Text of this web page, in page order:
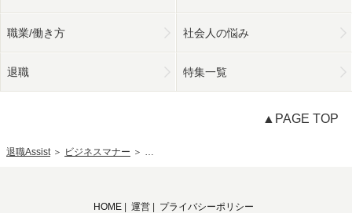
職業/働き方 社会人の悩み
退職 特集一覧
▲PAGE TOP
退職Assist ＞ ビジネスマナー ＞
HOME | 運営 | プライバシーポリシー